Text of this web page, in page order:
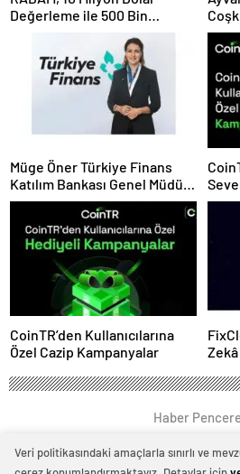
0 0
0 0
0 0
Değerleme ile 500 Bin
Dolarlık Yatırım Aldı
Müge Öner Türkiye Finans
Katılım Bankası Genel Müdür
Vekili Oldu
CoinTR’den Kullanıcılarına
Özel Cazip Kampanyalar
Haber
Veri politikasındaki amaçlarla sınırlı ve